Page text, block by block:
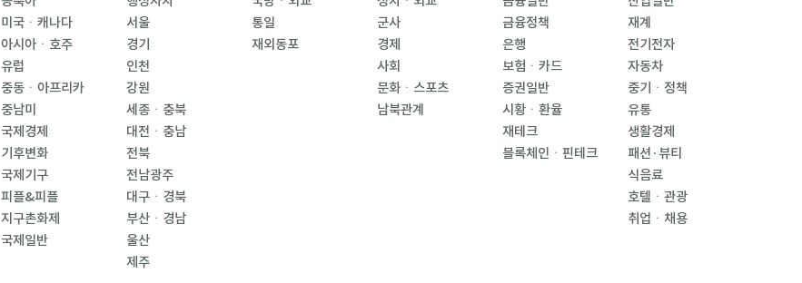
미국ㆍ캐나다
아시아ㆍ호주
유럽
중동ㆍ아프리카
중남미
국제경제
기후변화
국제기구
피플&피플
지구촌화제
국제일반
서울
경기
인천
강원
세종ㆍ충북
대전ㆍ충남
전북
전남광주
대구ㆍ경북
부산ㆍ경남
울산
제주
통일
재외동포
군사
경제
사회
문화ㆍ스포츠
남북관계
금융정책
은행
보험ㆍ카드
증권일반
시황ㆍ환율
재테크
블록체인ㆍ핀테크
재계
전기전자
자동차
중기ㆍ정책
유통
생활경제
패션·뷰티
식음료
호텔ㆍ관광
취업ㆍ채용